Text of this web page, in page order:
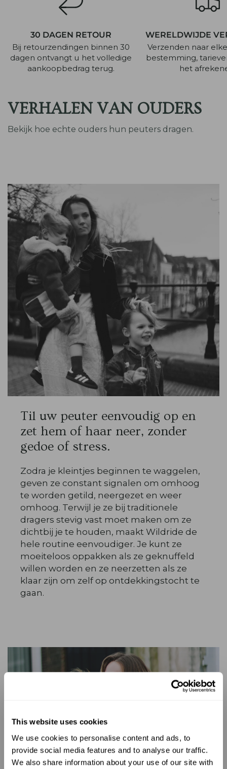
This website uses cookies
We use cookies to personalise content and ads, to
provide social media features and to analyse our traffic.
We also share information about your use of our site with
30 DAGEN RETOUR
Bij retourzendingen binnen 30
dagen ontvangt u het volledige
aankoopbedrag terug.
WERELDWIJDE
Verzenden naar
bestemming,
het
VERHALEN VAN OUDERS
Bekijk hoe echte ouders hun peuters dragen.
Til uw peuter eenvoudig op en
zet hem of haar neer, zonder
gedoe of stress.
Zodra je kleintjes beginnen te waggelen,
geven ze constant signalen om omhoog
te worden getild, neergezet en weer
omhoog. Terwijl je ze bij traditionele
dragers stevig vast moet maken om ze
dichtbij je te houden, maakt Wildride de
hele routine eenvoudiger. Je kunt ze
moeiteloos oppakken als ze geknuffeld
willen worden en ze neerzetten als ze
klaar zijn om zelf op ontdekkingstocht te
gaan.
UNLOCK 10% OFF